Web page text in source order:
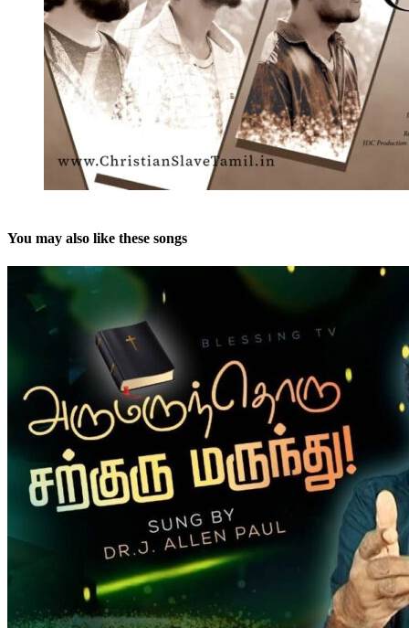
You may also like these songs